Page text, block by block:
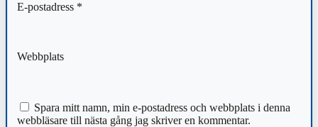
E-postadress *
Webbplats
Spara mitt namn, min e-postadress och webbplats i denna
webbläsare till nästa gång jag skriver en kommentar.